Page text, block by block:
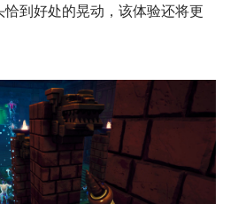
到好处的晃动，该体验还将更